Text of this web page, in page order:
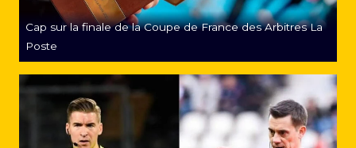
Cap sur la finale de la Coupe de France des Arbitres La
Poste